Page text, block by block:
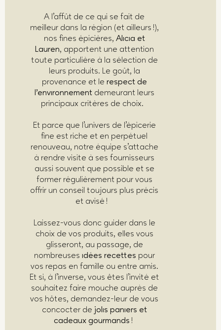
A l’affût de ce qui se fait de
meilleur dans la région (et ailleurs !),
nos fines épicières, Alicia et
Lauren, apportent une attention
toute particulière à la sélection de
leurs produits. Le goût, la
provenance et le respect de
l’environnementdemeurant leurs
principaux critères de choix.
Et parce que l’univers de l’épicerie
fine est riche et en perpétuel
renouveau, notre équipe s’attache
à rendre visite à ses fournisseurs
aussi souvent que possible et se
former régulièrement pour vous
offrir un conseil toujours plus précis
et avisé !
Laissez-vous donc guider dans le
choix de vos produits, elles vous
glisseront, au passage, de
nombreuses idées recettes pour
vos repas en famille ou entre amis.
Et si, à l’inverse, vous êtes l’invité et
souhaitez faire mouche auprès de
vos hôtes, demandez-leur de vous
concocter de jolis paniers et
cadeaux gourmands !